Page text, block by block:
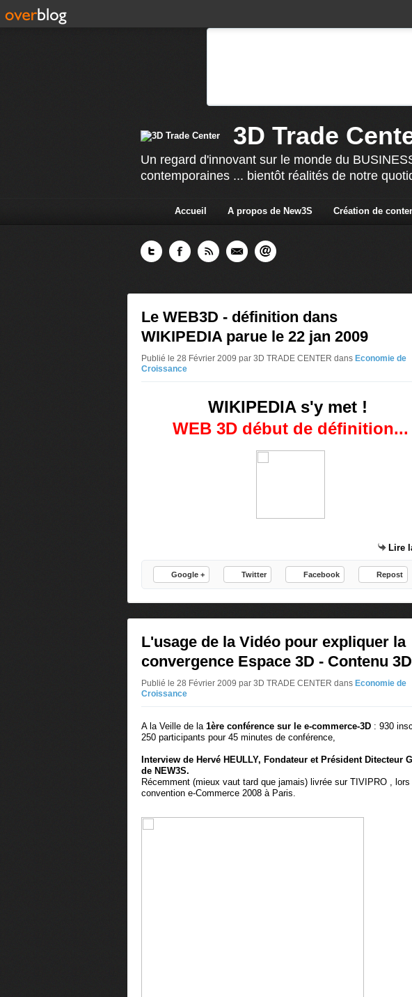
3D Trade
Un regard d'innovant sur le monde du
contemporaines ... bientôt réalités de notre
Accueil A propos de New3S Création de
Le WEB3D - définition dans
WIKIPEDIA parue le 22 jan 2009
Publié le 28 Février 2009 par 3D TRADE CENTER dans Economie de
Croissance
WIKIPEDIA s'y met !
WEB 3D début de définition...
Lire
Google + Twitter Facebook Repost
L'usage de la Vidéo pour expliquer la
convergence Espace 3D - Contenu 3D
Publié le 28 Février 2009 par 3D TRADE CENTER dans Economie de
Croissance
A la Veille de la 1ère conférence sur le e-commerce-3D : 930
250 participants pour 45 minutes de conférence,
Interview de Hervé HEULLY, Fondateur et Président Ditecteur
de NEW3S.
Récemment (mieux vaut tard que jamais) livrée sur TIVIPRO , lors
convention e-Commerce 2008 à Paris.